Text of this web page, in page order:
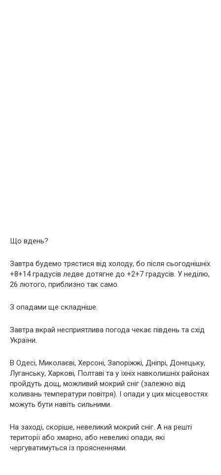
Що вдень?
Завтра будемо трястися від холоду, бо після сьогоднішніх
+8+14 градусів ледве дотягне до +2+7 градусів. У неділю,
26 лютого, приблизно так само.
З опадами ще складніше.
Завтра вкрай несприятлива погода чекає південь та схід
України.
В Одесі, Миколаєві, Херсоні, Запоріжжі, Дніпрі, Донецьку,
Луганську, Харкові, Полтаві та у їхніх навколишніх районах
пройдуть дощ, можливий мокрий сніг (залежно від
коливань температури повітря). І опади у цих місцевостях
можуть бути навіть сильними.
На заході, скоріше, невеликий мокрий сніг. А на решті
території або хмарно, або невеликі опади, які
чергуватимуться із проясненнями.